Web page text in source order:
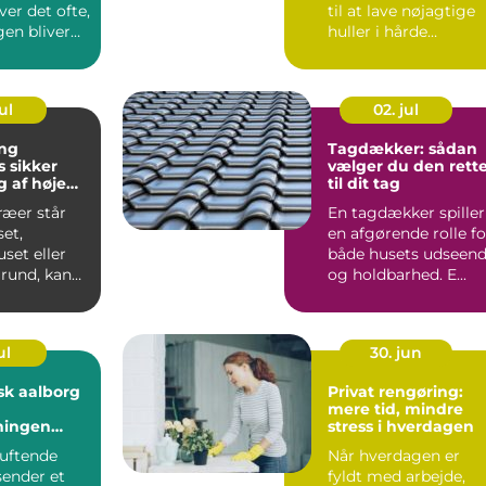
det ofte,
bliver
til at lave nøjagtige
huller i hårde
beton, ...
af høje
står
eller
kan
...
02. jul
Tagdækker: sådan
vælger du den
til dit tag
En tagdækker spiller
en afgørende rolle
både husets
og holdbarhed. E...
aalborg
et
30. jun
Privat rengøring:
mere tid, mindre
stress i hverdagen
Når hverdagen er
fyldt med arbejde,